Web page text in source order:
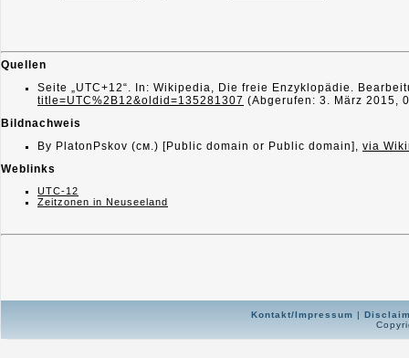
Quellen
Seite „UTC+12“. In: Wikipedia, Die freie Enzyklopädie.
title=UTC%2B12&oldid=135281307 (Abgerufen: 3. März 2015,
Bildnachweis
By PlatonPskov (см.) [Public domain or Public domain], via
Weblinks
UTC-12
Zeitzonen in Neuseeland
Kontakt/Impressum |